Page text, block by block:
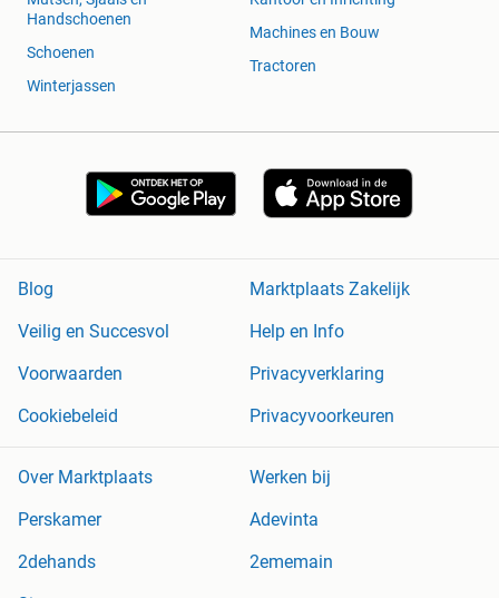
Handschoenen
Schoenen
Winterjassen
Machines en Bouw
Tractoren
Blog
Marktplaats Zakelijk
Veilig en Succesvol
Help en Info
Voorwaarden
Privacyverklaring
Cookiebeleid
Privacyvoorkeuren
Over Marktplaats
Werken bij
Perskamer
Adevinta
2dehands
2ememain